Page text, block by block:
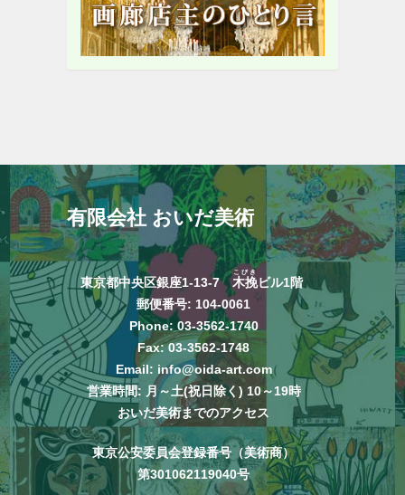
有限会社 おいだ美術
東京都中央区銀座1-13-7木挽
こびき
ビル1階
郵便番号: 104-0061
Phone: 03-3562-1740
Fax: 03-3562-1748
Email: info@oida-art.com
営業時間: 月～土(祝日除く) 10～19時
おいだ美術までのアクセス
東京公安委員会登録番号（美術商）
第301062119040号